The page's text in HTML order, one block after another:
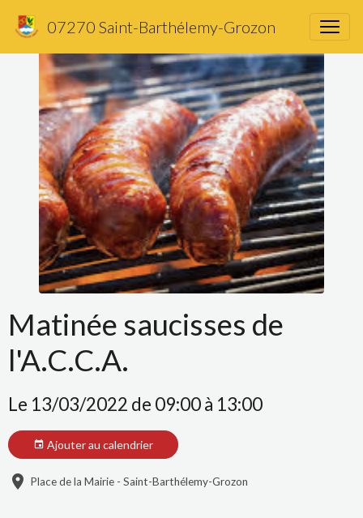
07270 Saint-Barthélemy-Grozon
Matinée saucisses de
l'A.C.C.A.
Le 13/03/2022 de 09:00à 13:00
Ajouter au calendrier
Place de la Mairie - Saint-Barthélemy-Grozon